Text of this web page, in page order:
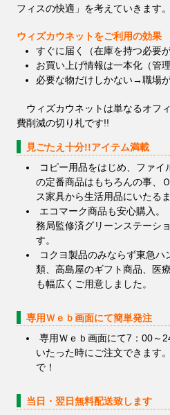
フィスの快適」を考えていきます。
ウィズカウネットをご利用の効果
すぐに届く（在庫を持つ必要
お買い上げ情報は一本化（管
必要な物だけしかない→職場
ウィズカウネットは単なるオフ
費削減の切り札です!!
見ごたえ十分!!アイテム満載
コピー用品をはじめ、ファイ
の定番商品はもちろんの事、
ス家具から生活用品にいたる
エコマーク商品も安心購入
務局監修済グリーンステーシ
す。
コクヨ製品のみならず東急
類、高島屋のギフト商品、医
も幅広くご用意しました。
専用Ｗｅｂ画面にて簡単発注
専用Ｗｅｂ画面にて7：00～
いたった時にご注文できます
で！
当日・翌日無料配送致します